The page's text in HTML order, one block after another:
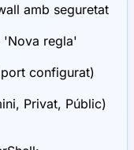
amb seguretat
'Nova regla'
configurat)
Privat, Públic)